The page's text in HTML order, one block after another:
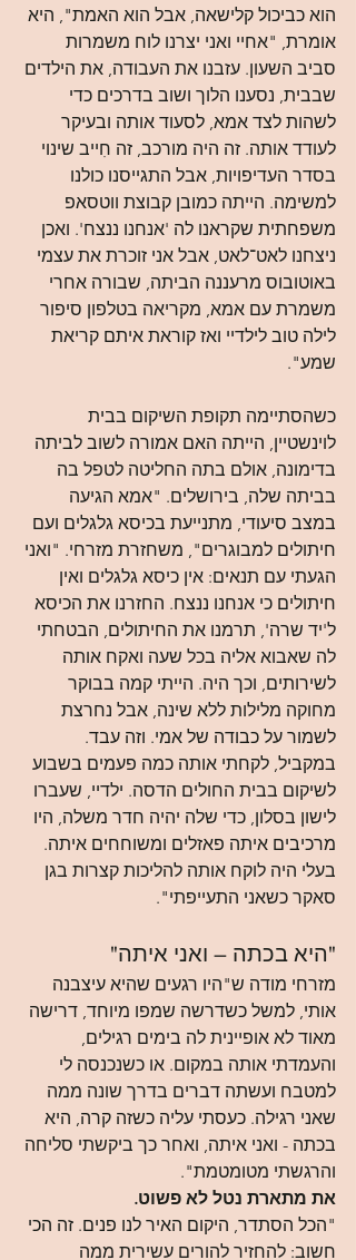
הוא כביכול קלישאה, אבל הוא האמת", היא
אומרת, "אחיי ואני יצרנו לוח משמרות
סביב השעון. עזבנו את העבודה, את הילדים
שבבית, נסענו הלוך ושוב בדרכים כדי
לשהות לצד אמא, לסעוד אותה ובעיקר
לעודד אותה. זה היה מורכב, זה חִייב שינוי
בסדר העדיפויות, אבל התגייסנו כולנו
למשימה. הייתה כמובן קבוצת ווטסאפ
משפחתית שקראנו לה 'אנחנו ננצח'. ואכן
ניצחנו לאט־לאט, אבל אני זוכרת את עצמי
באוטובוס מרעננה הביתה, שבורה אחרי
משמרת עם אמא, מקריאה בטלפון סיפור
לילה טוב לילדיי ואז קוראת איתם קריאת
שמע".
כשהסתיימה תקופת השיקום בבית
לוינשטיין, הייתה האם אמורה לשוב לביתה
בדימונה, אולם בתה החליטה לטפל בה
בביתה שלה, בירושלים. "אמא הגיעה
במצב סיעודי, מתנייעת בכיסא גלגלים ועם
חיתולים למבוגרים", משחזרת מזרחי. "ואני
הגעתי עם תנאים: אין כיסא גלגלים ואין
חיתולים כי אנחנו ננצח. החזרנו את הכיסא
ל'יד שרה', תרמנו את החיתולים, הבטחתי
לה שאבוא אליה בכל שעה ואקח אותה
לשירותים, וכך היה. הייתי קמה בבוקר
מחוקה מלילות ללא שינה, אבל נחרצת
לשמור על כבודה של אמי. וזה עבד.
במקביל, לקחתי אותה כמה פעמים בשבוע
לשיקום בבית החולים הדסה. ילדיי, שעברו
לישון בסלון, כדי שלה יהיה חדר משלה, היו
מרכיבים איתה פאזלים ומשוחחים איתה.
בעלי היה לוקח אותה להליכות קצרות בגן
סאקר כשאני התעייפתי".
"היא בכתה – ואני איתה"
מזרחי מודה ש"היו רגעים שהיא עיצבנה
אותי, למשל כשדרשה שמפו מיוחד, דרישה
מאוד לא אופיינית לה בימים רגילים,
והעמדתי אותה במקום. או כשנכנסה לי
למטבח ועשתה דברים בדרך שונה ממה
שאני רגילה. כעסתי עליה כשזה קרה, היא
בכתה - ואני איתה, ואחר כך ביקשתי סליחה
והרגשתי מטומטמת".
את מתארת נטל לא פשוט.
"הכל הסתדר, היקום האיר לנו פנים. זה הכי
חשוב: להחזיר להורים עשירית ממה